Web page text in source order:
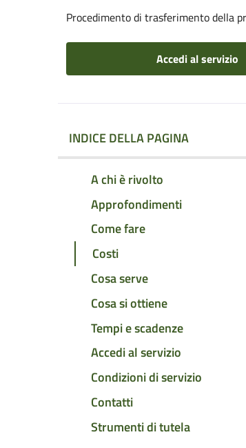
Procedimento di trasferimento della
Accedi al servizio
INDICE DELLA PAGINA
A chi è rivolto
Approfondimenti
Come fare
Costi
Cosa serve
Cosa si ottiene
Tempi e scadenze
Accedi al servizio
Condizioni di servizio
Contatti
Strumenti di tutela